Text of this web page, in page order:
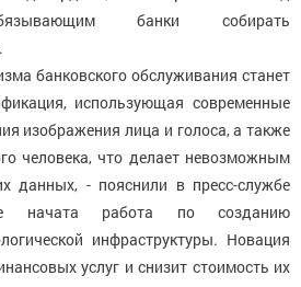
банки собирать
банковского обслуживания станет
использующая современные
изображения лица и голоса, а также
человека, что делает невозможным
данных, - пояснили в пресс-службе
начата работа по созданию
инфраструктуры. Новация
услуг и снизит стоимость их